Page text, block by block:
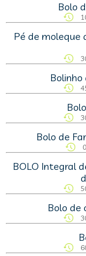
Bolo
Pé de moleque
Bolo de
BOLO Integral
Bolo de